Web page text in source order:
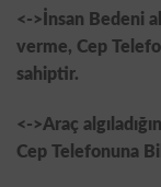
<->İnsan Bedeni
verme, Cep
sahiptir.
<->Araç
Cep Telefonuna